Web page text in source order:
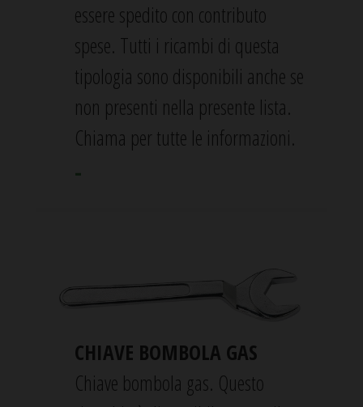
essere spedito con contributo
spese. Tutti i ricambi di questa
tipologia sono disponibili anche se
non presenti nella presente lista.
Chiama per tutte le informazioni.
-
CHIAVE BOMBOLA GAS
Chiave bombola gas. Questo